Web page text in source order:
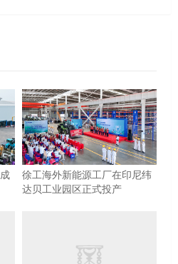
徐工海外新能源工厂在印尼纬
达贝工业园区正式投产